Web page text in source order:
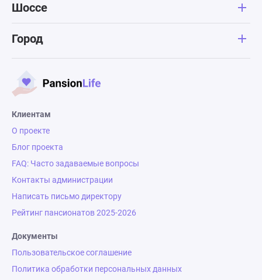
Шоссе
Город
Клиентам
О проекте
Блог проекта
FAQ: Часто задаваемые вопросы
Контакты администрации
Написать письмо директору
Рейтинг пансионатов 2025-2026
Документы
Пользовательское соглашение
Политика обработки персональных данных